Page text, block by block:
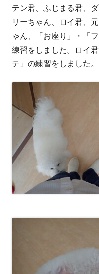
テン君、ふじまる君、
リーちゃん、ロイ君、
ゃん、「お座り」・「
練習をしました。ロイ
テ」の練習をしました。